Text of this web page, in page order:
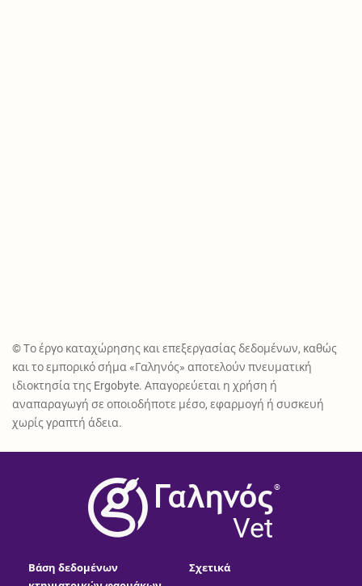
© Το έργο καταχώρησης και επεξεργασίας δεδομένων, καθώς
και το εμπορικό σήμα «Γαληνός» αποτελούν πνευματική
ιδιοκτησία της Ergobyte. Απαγορεύεται η χρήση ή
αναπαραγωγή σε οποιοδήποτε μέσο, εφαρμογή ή συσκευή
χωρίς γραπτή άδεια.
®
Vet
Βάση δεδομένων
Σχετικά